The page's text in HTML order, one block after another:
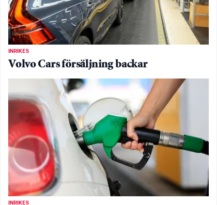
INRIKES
Volvo Cars försäljning backar
INRIKES